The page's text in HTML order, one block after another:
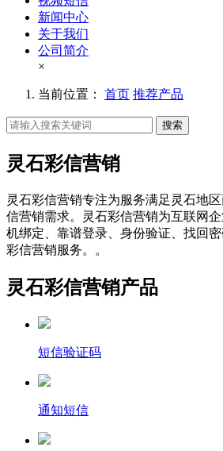
新闻中心
关于我们
公司简介
×
当前位置： 首页 推荐产品
搜索
灵石彩信营销
灵石彩信营销专注为服务满足灵石地
信营销需求。灵石彩信营销为互联网
机绑定、靠谱登录、身份验证、找回
彩信营销服务。。
灵石彩信营销产品
短信验证码
通知短信